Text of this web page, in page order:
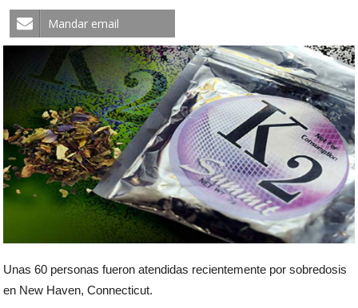
Mandar email
Unas 60 personas fueron atendidas recientemente por sobredosis
en New Haven, Connecticut.